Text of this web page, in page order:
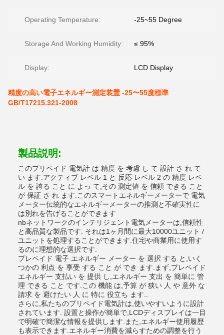
Operating Temperature: -25~55 Degree
Storage And Working Humidity: ≤ 95%
Display: LCD Display
精度の高い電子エネルギー測定装置 -25〜55度標準
GB/T17215.321-2008
製品説明:
このプリペイド 電気計 は 精度 を 考慮 し て 設計 さ れ て
い ます.アクティブ レベル 1 と 反応 レベル 2 の 精度 レベ
ル を 誇る こと に よっ て,その 測定値 を 信頼 できる こと
が 保証 さ れ ます.このスマートエネルギーメーターで 電気
メーター伝統的なエネルギーメーターの推測と不確実性に
は別れを告げることができます
nbネットワークのインテリジェント電気メーターは,信頼性
と高品質な製品です. それは1ヶ月間に最大10000ユニット /
ユニットを処理することができます.住宅や商業用に使用す
るのに理想的な選択です.
プレペイド 電子 エネルギー メーター を 選択 する と,いく
つかの 利点 を 享受 する こと が でき ます.まず,プレペイド
エネルギー 支払い を 提供 し,エネルギー 支出 を 簡単に 管
理 できる こと です.この 機能 は,予算 が 狭い 人 や 意外 な
請求 を 避けたい 人 に 特に 役立ち ます..
さらに,私たちのプリペイド電気計は,使いやすいように設計
されています. 設置と操作が簡単で,LCDディスプレイは一目
で明確で簡潔な情報を提供します.また,エネルギー使用履歴
も表示できます.エネルギー消費を減らすための調整を行う